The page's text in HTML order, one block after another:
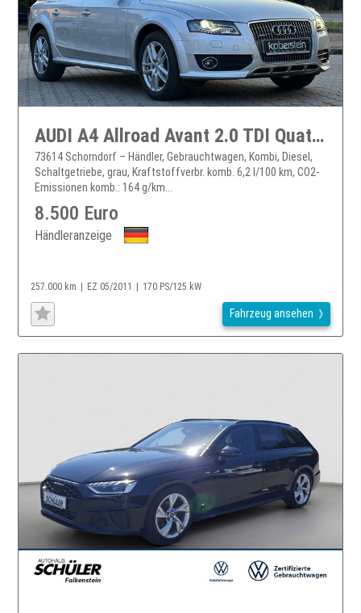
AUDI A4 Allroad Avant 2.0 TDI Quattro...
73614 Schorndorf – Händler, Gebrauchtwagen, Kombi, Diesel,
Schaltgetriebe, grau, Kraftstoffverbr. komb. 6,2 l/100 km, CO2-
Emissionen komb.: 164 g/km...
8.500 Euro
Händleranzeige
257.000 km EZ 05/2011 170 PS/125 kW
Fahrzeug ansehen